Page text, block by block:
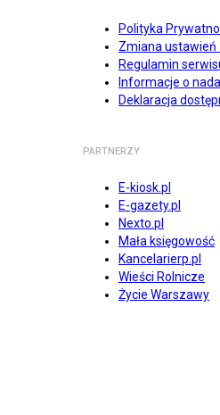
Polityka
Zmiana ustawień
Regulamin
Informacje o
Deklaracja
PARTNERZY
E-kiosk.pl
E-gazety.pl
Nexto.pl
Mała księgowość
Kancelarierp.pl
Wieści Rolnicze
Życie Warszawy